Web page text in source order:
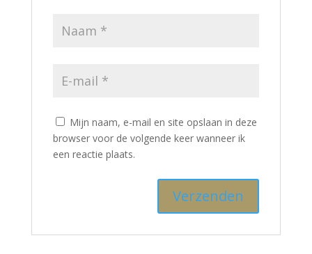
Mijn naam, e-mail en site opslaan in deze
browser voor de volgende keer wanneer ik
een reactie plaats.